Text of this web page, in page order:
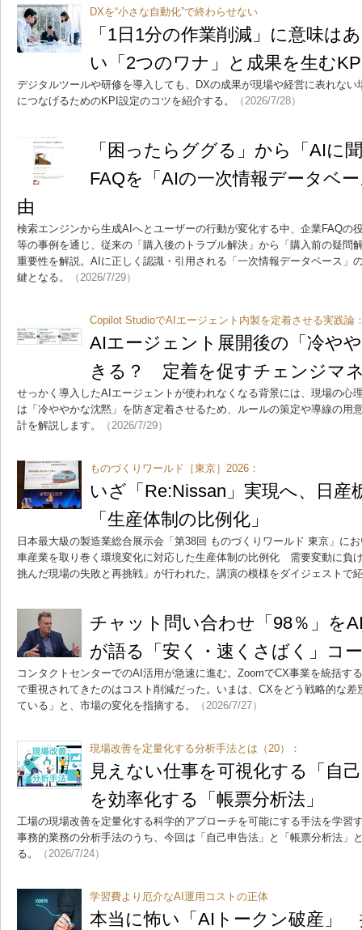
DXを“小さな自動化”で終わらせない
「1日1分の作業削減」に意味
い「2つのワナ」と成果を生む
デジタルツールや研修を導入しても、DXの成果が現場や経営に表れな
につなげるためのKPI設定のコツを紹介する。
（2026/7/28）
「困ったらググる」から「AI
FAQを「AIの一次情報データベ
由
検索エンジンから生成AIへとユーザーの行動が変化する中、企業FAQの
等の事例を通じ、従来の「購入後のトラブル解決」から「購入前の疑問
重要性を解説。AIに正しく認識・引用される「一次情報データベース」
鍵となる。
（2026/7/29）
Copilot StudioでAIエージェント内製を定着させる実践論
AIエージェント展開後の「冷や
きる？ 定着を促すチェンジマ
せっかく導入したAIエージェントが使われなくなる背景には、現場の心
は「冷ややかな沈黙」を防ぎ定着させるため、ルールの策定や導線の用
計を解説します。
（2026/7/29）
ものづくりワールド［東京］2026：
いざ「Re:Nissan」実現へ、日産
「生産体制の比例化」
日本最大級の製造業総合展示会「第38回 ものづくりワールド 東京」に
車産業を取り巻く環境変化に対応した生産体制の比例化 需要変動に負
挑んだ現場の失敗と再挑戦」が行われた。講演の模様をダイジェストで
チャット問い合わせ「98％」を
が語る「安く・速くさばく」コ
コンタクトセンターでのAI活用が急速に進む。ZoomでCX事業を統括す
で重視されてきたのはコスト削減だった。いまは、CXをどう戦略的な
ている」と、市場の変化を指摘する。
（2026/7/27）
現場改善を定量化する分析手法とは（20）：
見えない仕事を可視化する「自
を効率化する「帳票分析法」
工場の現場改善を定量化する科学的アプローチを可能にする手法を学習
事務的業務の分析手法のうち、今回は「自己申告法」と「帳票分析法」
る。
（2026/7/24）
学習費より厄介なAI運用コストの正体
本当に怖い「AIトークン破産」